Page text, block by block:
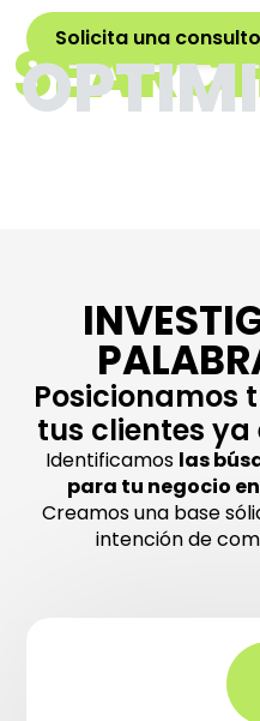
Solicita una
Posicionamos
tus clientes
Identificamos las
para tu negocio
Creamos una base
intención de